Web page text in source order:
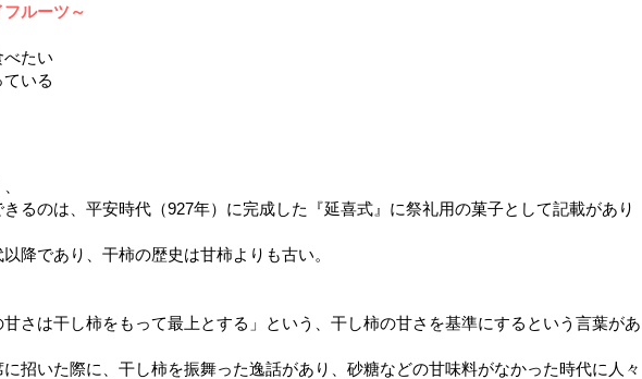
ルーツ～
べたい
いる
るのは、平安時代（927年）に完成した『延喜式』に祭礼用の菓子として記載があり
降であり、干柿の歴史は甘柿よりも古い。
さは干し柿をもって最上とする」という、干し柿の甘さを基準にするという言葉があ
招いた際に、干し柿を振舞った逸話があり、砂糖などの甘味料がなかった時代に人々